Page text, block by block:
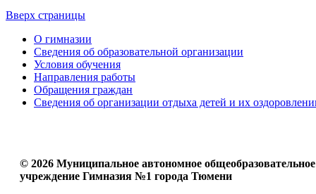
Вверх страницы
О гимназии
Сведения об образовательной организации
Условия обучения
Направления работы
Обращения граждан
Сведения об организации отдыха детей и их
© 2026 Муниципальное автономное общеобразовательное
учреждение Гимназия №1 города Тюмени